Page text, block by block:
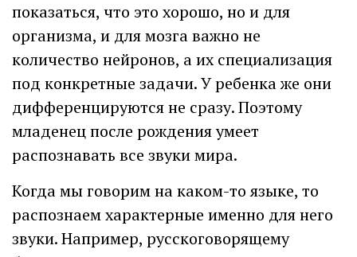
показаться, что это хорошо, но и для
организма, и для мозга важно не
количество нейронов, а их специализация
под конкретные задачи. У ребенка же они
дифференцируются не сразу. Поэтому
младенец после рождения умеет
распознавать все звуки мира.
Когда мы говорим на каком-то языке, то
распознаем характерные именно для него
звуки. Например, русскоговорящему